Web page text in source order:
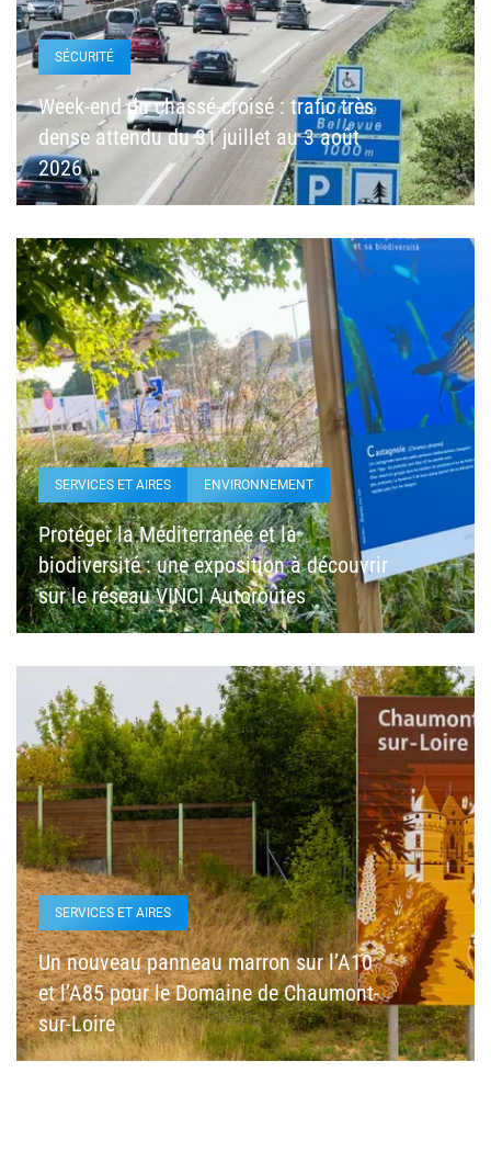
SÉCURITÉ
Week-end du chassé-croisé : trafic très
dense attendu du 31 juillet au 3 août
2026
SERVICES ET AIRES ENVIRONNEMENT
Protéger la Méditerranée et la
biodiversité : une exposition à découvrir
sur le réseau VINCI Autoroutes
SERVICES ET AIRES
Un nouveau panneau marron sur l’A10
et l’A85 pour le Domaine de Chaumont-
sur-Loire